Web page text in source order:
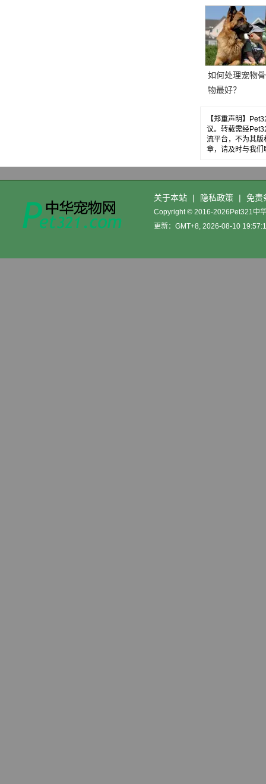
基因存储计划"
如何处理宠物
物最好？
【郑重声明】
议。转载需经
流平台，不为其
章，请及时与我
关于本站 | 隐私政策 | 免责
Copyright © 2016-2026Pet321中
更新：GMT+8, 2026-08-10